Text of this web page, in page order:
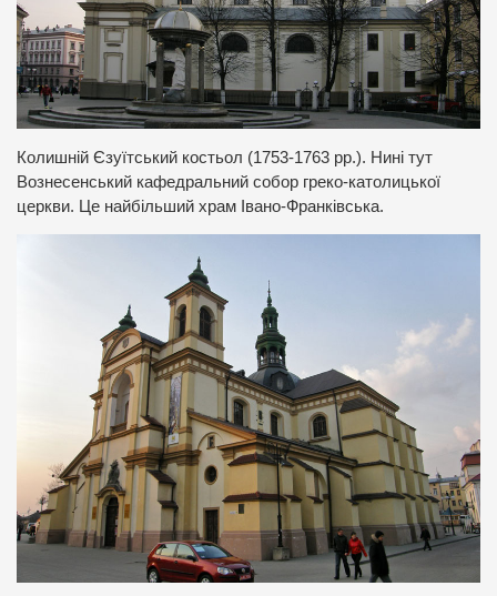
Колишній Єзуїтський костьол (1753-1763 рр.). Нині тут
Вознесенський кафедральний собор греко-католицької
церкви. Це найбільший храм Івано-Франківська.